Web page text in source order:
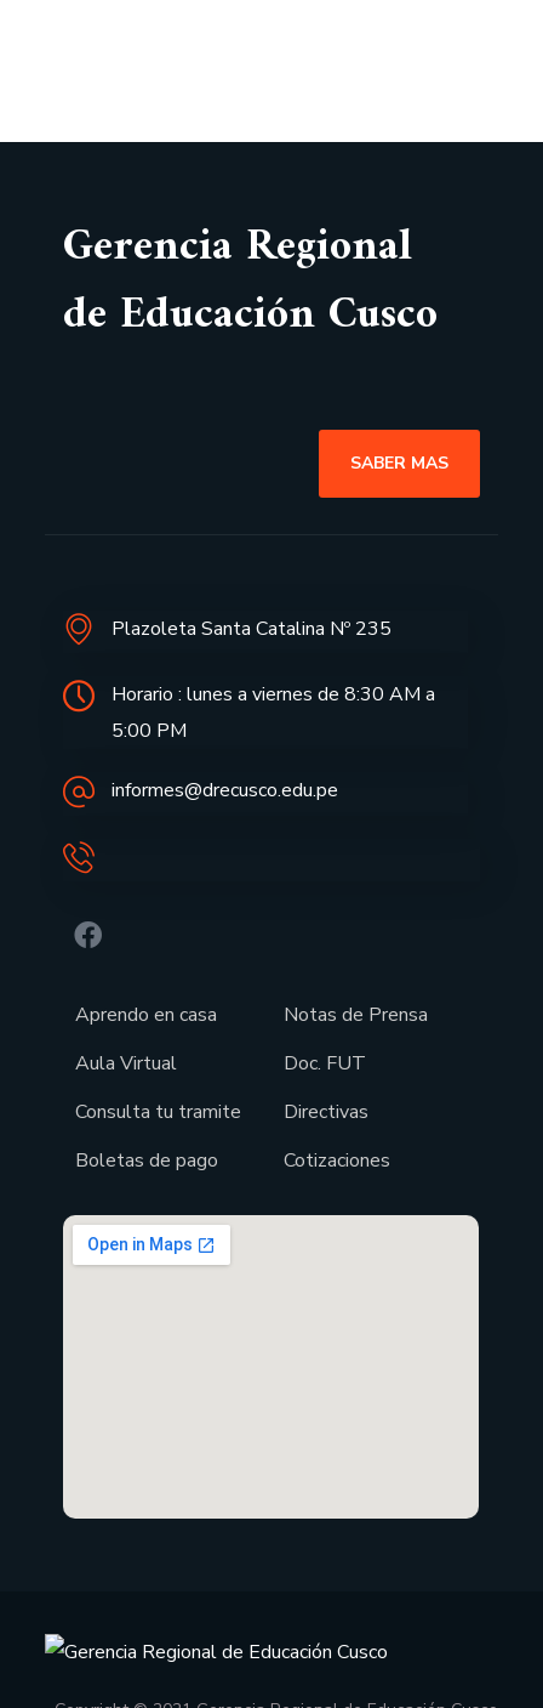
Gerencia Regional
de Educación Cusco
SABER MAS
Plazoleta Santa Catalina Nº 235
Horario : lunes a viernes de 8:30 AM a
5:00 PM
informes@drecusco.edu.pe
Aprendo en casa
Aula Virtual
Consulta tu tramite
Boletas de pago
Notas de Prensa
Doc. FUT
Directivas
Cotizaciones